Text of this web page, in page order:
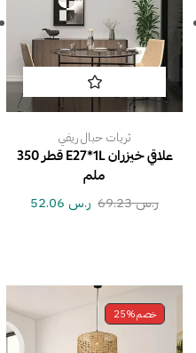
ثريات حبال ريفي
علاقي خيزران E27*1L قطر 350
ملم
ر.س69.23 ر.س
خصم25%